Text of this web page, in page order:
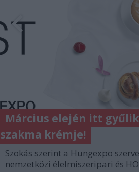
Március elején itt gyűlik
szakma krémje!
Szokás szerint a Hungexpo
nemzetközi élelmiszeripari és